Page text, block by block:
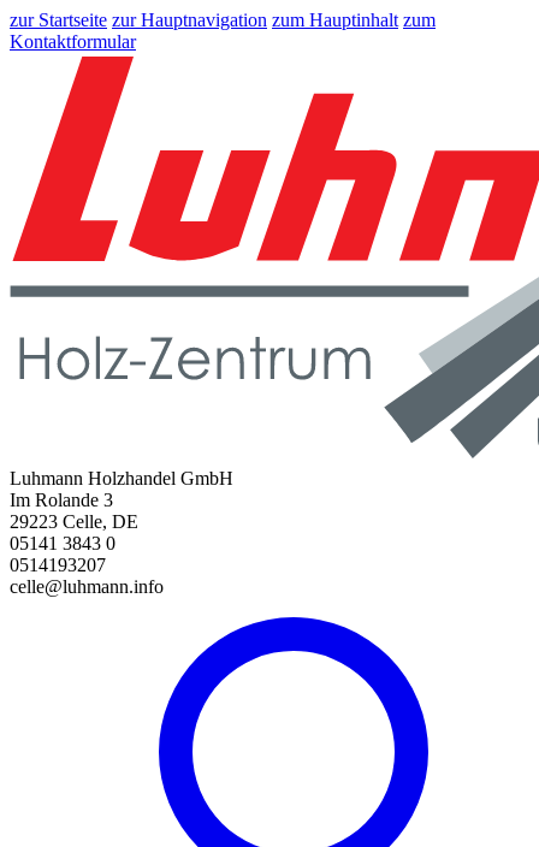
zur Startseite zur Hauptnavigation zum Hauptinhalt zum
Kontaktformular
Luhmann Holzhandel GmbH
Im Rolande 3
29223 Celle, DE
05141 3843 0
0514193207
celle@luhmann.info